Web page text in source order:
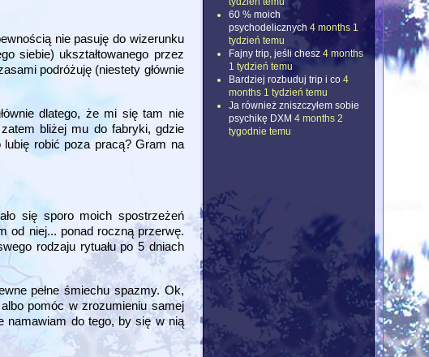
nie pasuję do wizerunku
siebie) ukształtowanego przez
podróżuję (niestety głównie
dlatego, że mi się tam nie
bliżej mu do fabryki, gdzie
robić poza pracą? Gram na
się sporo moich spostrzeżeń
od niej... ponad roczną przerwę.
rodzaju rytuału po 5 dniach
pełne śmiechu spazmy. Ok,
pomóc w zrozumieniu samej
namawiam do tego, by się w nią
60 % moich
psychodelicznych 4 months 1
tydzień temu
Fajny trip, jeśli chesz 4 months
1 tydzień temu
Bardziej rozbuduj trip i co 4
months 1 tydzień temu
Ja również zniszczyłem sobie
psychikę DXM 4 months 2
tygodnie temu